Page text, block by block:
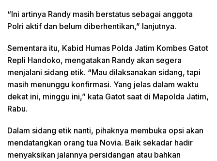
“Ini artinya Randy masih berstatus sebagai anggota
Polri aktif dan belum diberhentikan,” lanjutnya.
Sementara itu, Kabid Humas Polda Jatim Kombes Gatot
Repli Handoko, mengatakan Randy akan segera
menjalani sidang etik. “Mau dilaksanakan sidang, tapi
masih menunggu konfirmasi. Yang jelas dalam waktu
dekat ini, minggu ini,” kata Gatot saat di Mapolda Jatim,
Rabu.
Dalam sidang etik nanti, pihaknya membuka opsi akan
mendatangkan orang tua Novia. Baik sekadar hadir
menyaksikan jalannya persidangan atau bahkan